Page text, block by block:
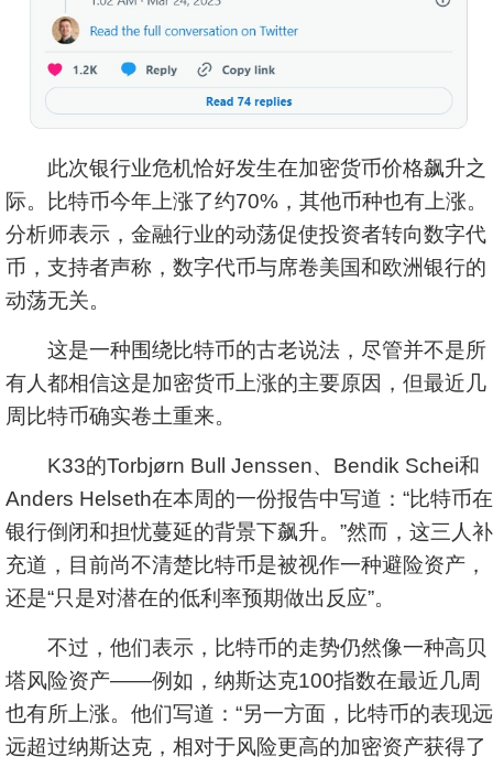
此次银行业危机恰好发生在加密货币价格飙升之
际。比特币今年上涨了约70%，其他币种也有上涨。
分析师表示，金融行业的动荡促使投资者转向数字代
币，支持者声称，数字代币与席卷美国和欧洲银行的
动荡无关。
这是一种围绕比特币的古老说法，尽管并不是所
有人都相信这是加密货币上涨的主要原因，但最近几
周比特币确实卷土重来。
K33的Torbjørn Bull Jenssen、Bendik Schei和
Anders Helseth在本周的一份报告中写道：“比特币在
银行倒闭和担忧蔓延的背景下飙升。”然而，这三人补
充道，目前尚不清楚比特币是被视作一种避险资产，
还是“只是对潜在的低利率预期做出反应”。
不过，他们表示，比特币的走势仍然像一种高贝
塔风险资产——例如， 纳斯达克100指数在最近几周
也有所上涨。他们写道：“另一方面，比特币的表现远
远超过纳斯达克，相对于风险更高的加密资产获得了